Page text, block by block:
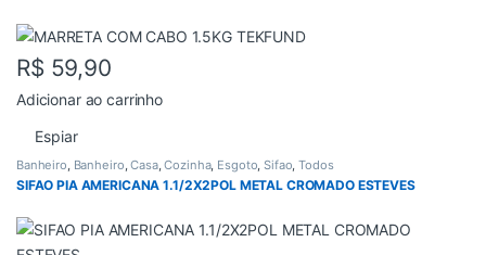
R$ 59,90
Adicionar ao carrinho
Espiar
Banheiro, Banheiro,Casa,Cozinha, Esgoto,Sifao,Todos
SIFAO PIA AMERICANA 1.1/2X2POL METAL CROMADO ESTEVES